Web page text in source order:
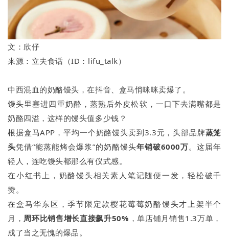
文：欣仔
来源：立夫食话（ID：lifu_talk）
中西混血的奶酪馒头，在抖音、盒马悄咪咪卖爆了。
馒头里塞进四重奶酪，蒸熟后外皮松软，一口下去满嘴都是
奶酪四溢，这样的馒头值多少钱？
根据盒马APP，平均一个奶酪馒头卖到3.3元，头部品牌蒸笼
头凭借“能蒸能烤会爆浆”的奶酪馒头年销破6000万。这届年
轻人，连吃馒头都那么有仪式感。
在小红书上，奶酪馒头相关素人笔记随便一发，轻松破千
赞。
在盒马华东区，季节限定款樱花莓莓奶酪馒头才上架半个
月， 周环比销售增长直接飙升50% ，单店铺月销售1.3万单，
成了当之无愧的爆品。